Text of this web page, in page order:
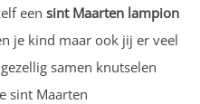
een sint Maarten lampion
je kind maar ook jij er veel
samen knutselen
sint Maarten